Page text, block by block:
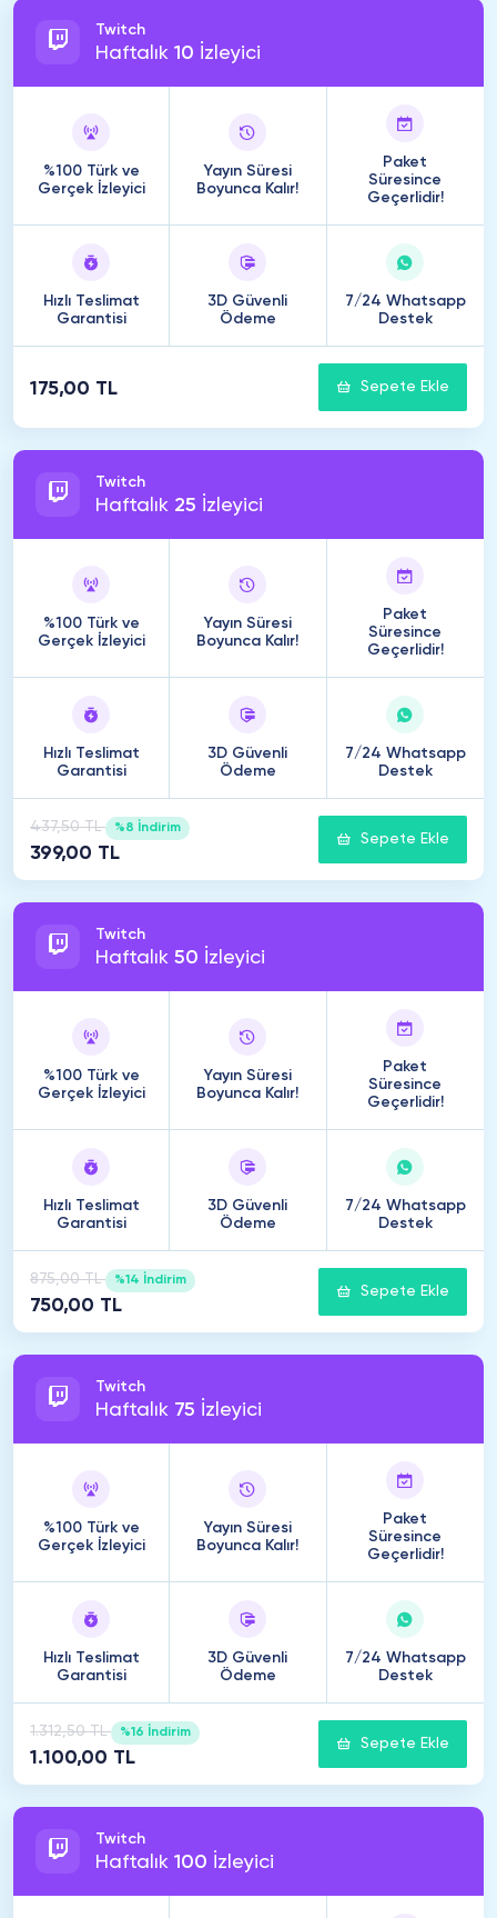
Twitch
Haftalık 10 İzleyici
%100 Türk ve
Gerçek İzleyici
Yayın Süresi
Boyunca Kalır!
Paket
Süresince
Geçerlidir!
Hızlı Teslimat
Garantisi
3D Güvenli
Ödeme
7/24 Whatsapp
Destek
175,00 TL Sepete Ekle
Twitch
Haftalık 25 İzleyici
%100 Türk ve
Gerçek İzleyici
Yayın Süresi
Boyunca Kalır!
Paket
Süresince
Geçerlidir!
Hızlı Teslimat
Garantisi
3D Güvenli
Ödeme
7/24 Whatsapp
Destek
437,50 TL %8 İndirim
399,00 TL
Sepete Ekle
Twitch
Haftalık 50 İzleyici
%100 Türk ve
Gerçek İzleyici
Yayın Süresi
Boyunca Kalır!
Paket
Süresince
Geçerlidir!
Hızlı Teslimat
Garantisi
3D Güvenli
Ödeme
7/24 Whatsapp
Destek
875,00 TL %14 İndirim
750,00 TL
Sepete Ekle
Twitch
Haftalık 75 İzleyici
%100 Türk ve
Gerçek İzleyici
Yayın Süresi
Boyunca Kalır!
Paket
Süresince
Geçerlidir!
Hızlı Teslimat
Garantisi
3D Güvenli
Ödeme
7/24 Whatsapp
Destek
1.312,50 TL %16 İndirim
1.100,00 TL
Sepete Ekle
Twitch
Haftalık 100 İzleyici